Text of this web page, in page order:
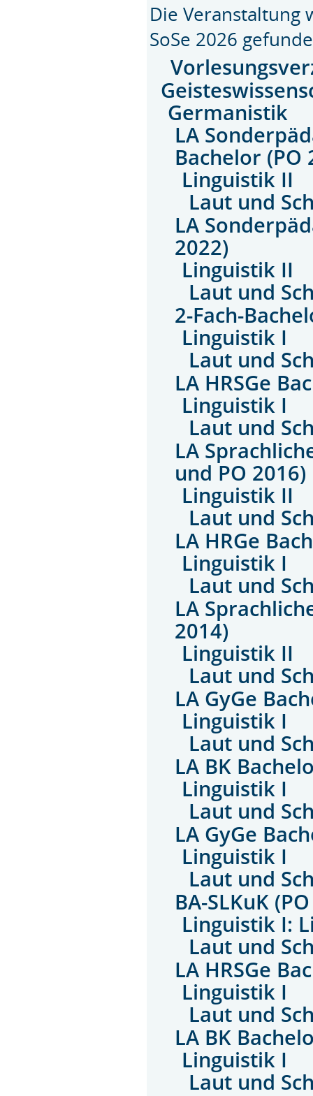
Die Veranstaltung
SoSe 2026
Germanistik
LA
Bachelor (PO
Linguistik II
Laut und
LA
2022)
Linguistik II
Laut und
2-Fach-
Linguistik I
Laut und
LA HRSGe
Linguistik I
Laut und
LA
und PO 2016)
Linguistik II
Laut und
LA HRGe
Linguistik I
Laut und
LA
2014)
Linguistik II
Laut und
LA GyGe
Linguistik I
Laut und
LA BK
Linguistik I
Laut und
LA GyGe
Linguistik I
Laut und
BA-SLKuK
Linguistik I:
Laut und
LA HRSGe
Linguistik I
Laut und
LA BK
Linguistik I
Laut und